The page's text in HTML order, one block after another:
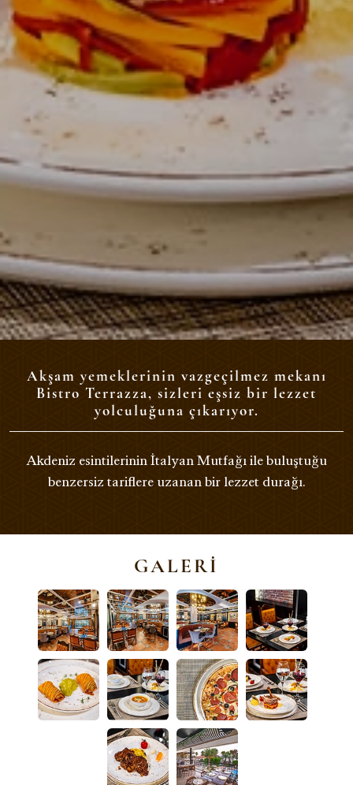
Akşam yemeklerinin vazgeçilmez mekanı
Bistro Terrazza, sizleri eşsiz bir lezzet
yolculuğuna çıkarıyor.
Akdeniz esintilerinin İtalyan Mutfağı ile buluştuğu
benzersiz tariflere uzanan bir lezzet durağı.
GALERI